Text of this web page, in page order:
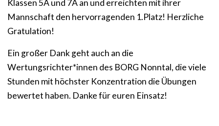
Klassen 5A und 7A an und erreichten mit ihrer
Mannschaft den hervorragenden 1.Platz! Herzliche
Gratulation!
Ein großer Dank geht auch an die
Wertungsrichter*innen des BORG Nonntal, die viele
Stunden mit höchster Konzentration die Übungen
bewertet haben. Danke für euren Einsatz!